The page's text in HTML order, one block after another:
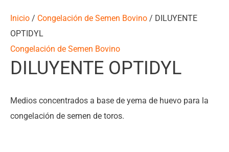
Inicio / Congelación de Semen Bovino / DILUYENTE
OPTIDYL
Congelación de Semen Bovino
DILUYENTE OPTIDYL
Medios concentrados a base de yema de huevo para la
congelación de semen de toros.